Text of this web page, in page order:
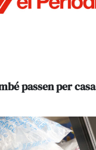
passen per casa